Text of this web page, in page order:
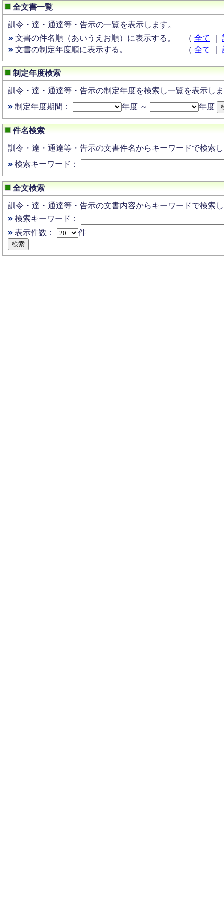
全文書一覧
訓令・達・通達等・告示の一覧を表示します。
文書の件名順（あいうえお順）に表示する。
（ 全て
文書の制定年度順に表示する。
（ 全て
制定年度検索
訓令・達・通達等・告示の制定年度を検索し一覧を表示し
制定年度期間：
年度 ～ 年度
件名検索
訓令・達・通達等・告示の文書件名からキーワードで検索
検索キーワード：
全文検索
訓令・達・通達等・告示の文書内容からキーワードで検索
検索キーワード：
表示件数：
件